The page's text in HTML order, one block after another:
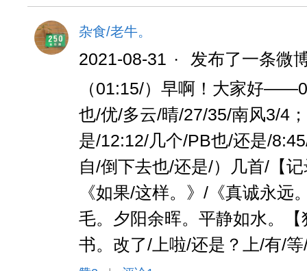
杂食/老牛。
2021-08-31 ·
发布了一条微
（01:15/）早啊！大家好
也/优/多云/晴/27/35/南风3/4
是/12:12/几个/PB也/还是/
自/倒下去也/还是/）几首/【
《如果/这样。》/《真诚永远
毛。夕阳余晖。平静如水。
书。改了/上啦/还是？上/有/